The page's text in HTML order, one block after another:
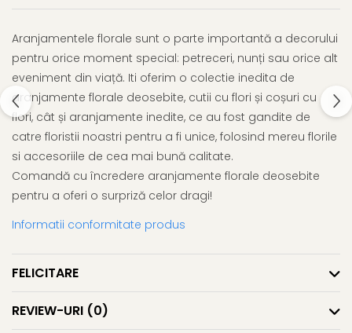
Aranjamentele florale sunt o parte importantă a decorului
pentru orice moment special: petreceri, nunți sau orice alt
eveniment din viață. Iti oferim o colectie inedita de
aranjamente florale deosebite, cutii cu flori și coșuri cu
flori, cât și aranjamente inedite, ce au fost gandite de
catre floristii noastri pentru a fi unice, folosind mereu florile
si accesoriile de cea mai bună calitate.
Comandă cu încredere aranjamente florale deosebite
pentru a oferi o surpriză celor dragi!
Informatii conformitate produs
FELICITARE
REVIEW-URI (0)